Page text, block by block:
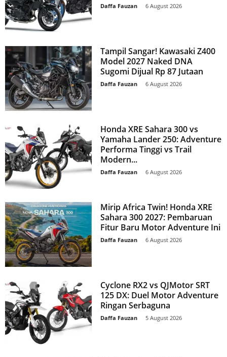
Daffa Fauzan 6 August 2026
Tampil Sangar! Kawasaki Z400
Model 2027 Naked DNA
Sugomi Dijual Rp 87 Jutaan
Daffa Fauzan 6 August 2026
Honda XRE Sahara 300 vs
Yamaha Lander 250: Adventure
Performa Tinggi vs Trail
Modern...
Daffa Fauzan 6 August 2026
Mirip Africa Twin! Honda XRE
Sahara 300 2027: Pembaruan
Fitur Baru Motor Adventure Ini
Daffa Fauzan 6 August 2026
Cyclone RX2 vs QJMotor SRT
125 DX: Duel Motor Adventure
Ringan Serbaguna
Daffa Fauzan 5 August 2026